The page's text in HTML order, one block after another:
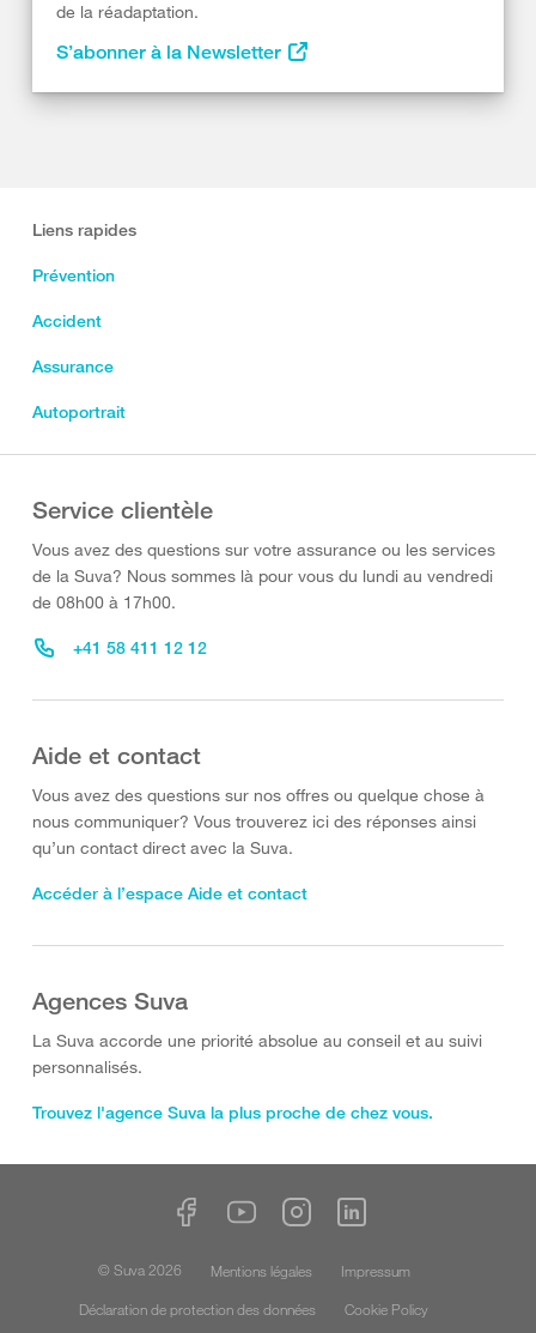
de la réadaptation.
S’abonner à la Newsletter
Liens rapides
Prévention
Accident
Assurance
Autoportrait
Service clientèle
Vous avez des questions sur votre assurance ou les services
de la Suva? Nous sommes là pour vous du lundi au vendredi
de 08h00 à 17h00.
+41 58 411 12 12
Aide et contact
Vous avez des questions sur nos offres ou quelque chose à
nous communiquer? Vous trouverez ici des réponses ainsi
qu’un contact direct avec la Suva.
Accéder à l’espace Aide et contact
Agences Suva
La Suva accorde une priorité absolue au conseil et au suivi
personnalisés.
Trouvez l'agence Suva la plus proche de chez vous.
© Suva 2026 Mentions légales
Impressum
Déclaration de protection des données
Cookie Policy